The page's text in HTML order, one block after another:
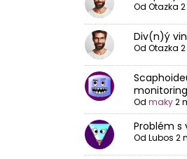
OdOtazka
Div(n)ý
OdOtazka
Odmaky 2
Problém s
OdLubos 2